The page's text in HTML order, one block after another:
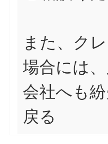
また、ク
場合には
会社へも
戻る